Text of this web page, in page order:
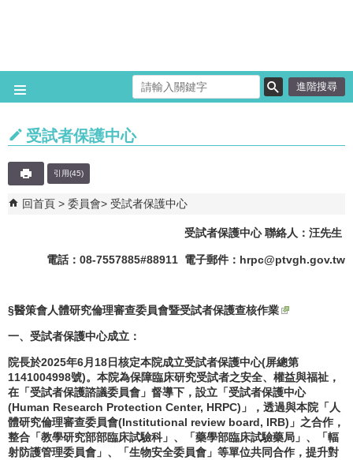
進階搜尋
受試者保護中心
引用(45)
回首頁 委員會 受試者保護中心
受試者保護中心 聯絡人：汪先生
電話：08-7557885#88911 電子郵件： hrpc@ptvgh.gov.tw
§醫策會人體研究倫理審查委員會暨受試者保護查核作業
一、受試者保護中心成立：
院長於2025年6月18日核定本院成立受試者保護中心(屏總第
1141004998號)。本院為保障臨床研究受試者之安全、權益與福祉，
在「受試者保護諮議委員會」督導下，設立「受試者保護中心
(Human Research Protection Center, HRPC) 」，透過與本院「人
體研究倫理審查委員會(Institutional review board, IRB) 」之合作，
整合「教學研究部部臨床試驗科」、「藥學部臨床試驗藥局」、「輻
射防護管理委員會」、「生物安全委員會」等單位共同合作，提升對